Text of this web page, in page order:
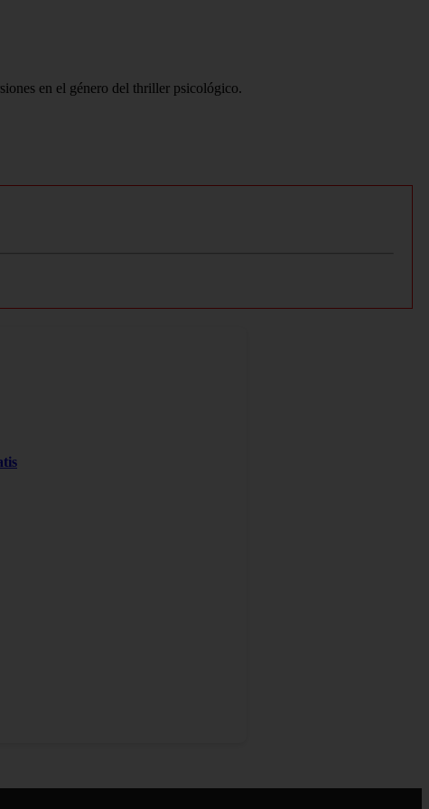
en el género del thriller psicológico.